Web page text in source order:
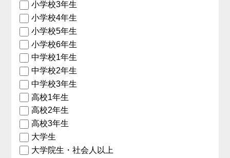
小学校3年生
小学校4年生
小学校5年生
小学校6年生
中学校1年生
中学校2年生
中学校3年生
高校1年生
高校2年生
高校3年生
大学生
大学院生・社会人以上